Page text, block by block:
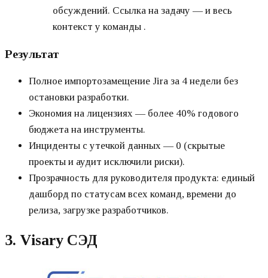
обсуждений. Ссылка на задачу — и весь
контекст у команды .
Результат
Полное импортозамещение Jira за 4 недели без
остановки разработки.
Экономия на лицензиях — более 40% годового
бюджета на инструменты.
Инциденты с утечкой данных — 0 (скрытые
проекты и аудит исключили риски).
Прозрачность для руководителя продукта: единый
дашборд по статусам всех команд, времени до
релиза, загрузке разработчиков.
3. Visary СЭД